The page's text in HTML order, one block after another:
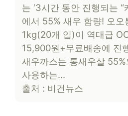
는 ‘3시간 동안 진행되는
에서 55% 새우 함량! 오오
1kg(20개 입)이 역대급
15,900원+무료배송에 진
새우까스는 통새우살
사용하는…
출처 : 비건뉴스